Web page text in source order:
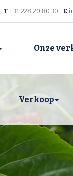
T+31 228 20 80 30 E
Onze
Verkoop